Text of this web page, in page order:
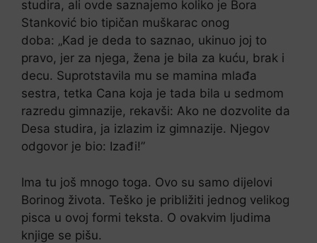
studira, ali ovde saznajemo koliko je Bora
Stanković bio tipičan muškarac onog
doba: „Kad je deda to saznao, ukinuo joj to
pravo, jer za njega, žena je bila za kuću, brak i
decu. Suprotstavila mu se mamina mlađa
sestra, tetka Cana koja je tada bila u sedmom
razredu gimnazije, rekavši: Ako ne dozvolite da
Desa studira, ja izlazim iz gimnazije. Njegov
odgovor je bio: Izađi!”
Ima tu još mnogo toga. Ovo su samo dijelovi
Borinog života. Teško je približiti jednog velikog
pisca u ovoj formi teksta. O ovakvim ljudima
knjige se pišu.